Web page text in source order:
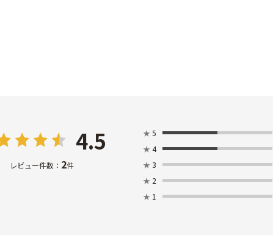
4.5
レビュー件数： 2件
★ 5
★ 4
★ 3
★ 2
★ 1